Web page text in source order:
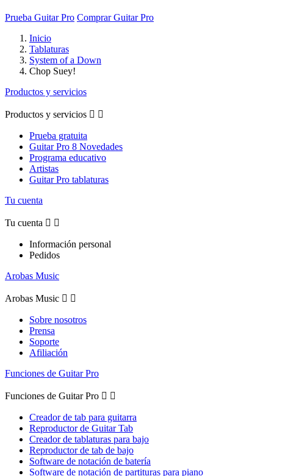
Prueba Guitar Pro Comprar Guitar Pro
Inicio
Tablaturas
System of a Down
Chop Suey!
Productos y servicios
Productos y servicios  
Prueba gratuita
Guitar Pro 8 Novedades
Programa educativo
Artistas
Guitar Pro tablaturas
Tu cuenta
Tu cuenta  
Información personal
Pedidos
Arobas Music
Arobas Music  
Sobre nosotros
Prensa
Soporte
Afiliación
Funciones de Guitar Pro
Funciones de Guitar Pro  
Creador de tab para guitarra
Reproductor de Guitar Tab
Creador de tablaturas para bajo
Reproductor de tab de bajo
Software de notación de batería
Software de notación de partituras para piano